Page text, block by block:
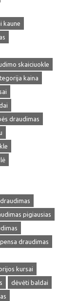
kaune
skaiciuokle
kaina
draudimas
pigiausias
draudimas
kursai
dėvėti baldai